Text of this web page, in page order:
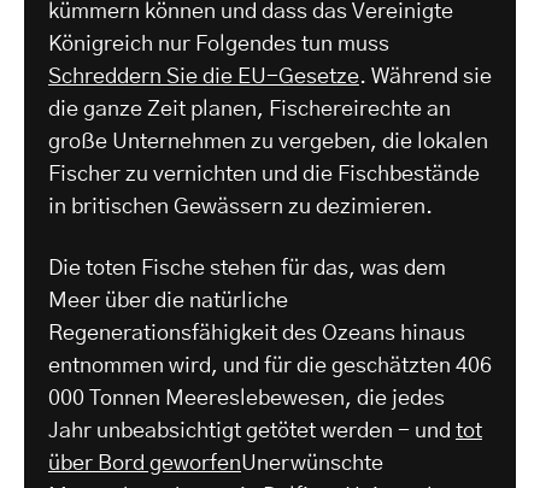
kümmern können und dass das Vereinigte
Königreich nur Folgendes tun muss
Schreddern Sie die EU-Gesetze. Während sie
die ganze Zeit planen, Fischereirechte an
große Unternehmen zu vergeben, die lokalen
Fischer zu vernichten und die Fischbestände
in britischen Gewässern zu dezimieren.
Die toten Fische stehen für das, was dem
Meer über die natürliche
Regenerationsfähigkeit des Ozeans hinaus
entnommen wird, und für die geschätzten 406
000 Tonnen Meereslebewesen, die jedes
Jahr unbeabsichtigt getötet werden - und tot
über Bord geworfenUnerwünschte